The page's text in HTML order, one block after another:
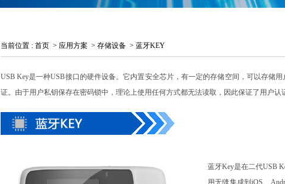
当前位置 : 首页 > 应用方案 > 存储设备 > 蓝牙KEY
USB Key是一种USB接口的硬件设备。它内置安全芯片，有一定的存储空间，可以存储
证。由于用户私钥保存在密码锁中，理论上使用任何方式都无法读取，因此保证了用户认
蓝牙Key是在二代USB
用无缝集成到iOS、